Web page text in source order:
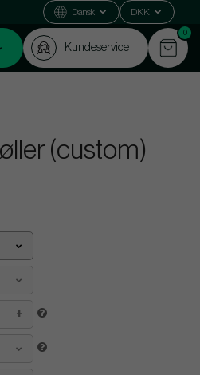
Dansk DKK
Kundeservice
0
(custom)